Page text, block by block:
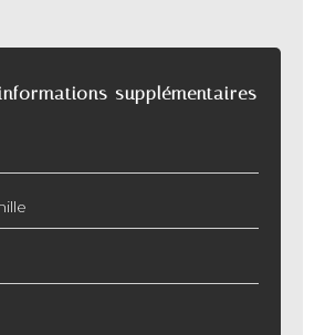
supplémentaires